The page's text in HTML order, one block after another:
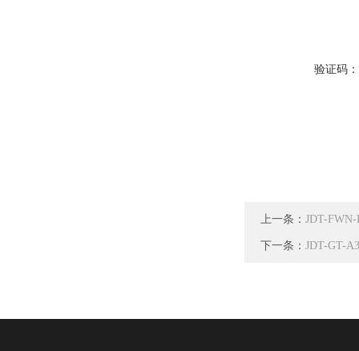
验证码：
上一条： JDT-
下一条： JDT-GT-